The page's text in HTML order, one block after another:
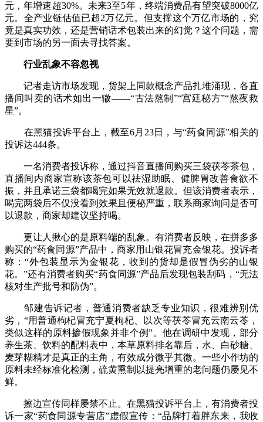
元，年增速超30%。未来3至5年，终端消费品有望突破8000亿
元。全产业链估值已超2万亿元。但支撑这个万亿市场的，究
竟是真实功效，还是营销话术包装出来的幻觉？这个问题，需
要到市场的另一面去寻找答案。
行业乱象不容忽视
记者走访市场发现，货架上同款概念产品扎堆涌现，各直
播间叫卖的话术如出一辙——“古法熬制”“宫廷秘方”“熬夜救
星”。
在黑猫投诉平台上，截至6月23日，与“药食同源”相关的
投诉达444条。
一名消费者投诉称，通过抖音直播间购买三袋茯苓茶包，
直播间内商家宣称该茶包可以祛湿助眠、健脾胃改善食欲不
振，并且承诺三袋都喝完如果无效就退款。但该消费者表示，
喝完两袋后不仅没看到效果且便秘严重，联系商家询问是否可
以退款，商家却建议坚持喝。
更让人揪心的是原料端的乱象。有消费者反映，在拼多多
购买的“药食同源”产品中，商家用山银花冒充金银花。投诉者
称：“外包装显示为金银花，收到的货却是假冒伪劣的山银
花。”还有消费者购买“药食同源”产品后发现包装刮码，“无法
核对生产批号和防伪”。
邹建告诉记者，普通消费者缺乏专业知识，很难辨别优
劣，“用普通枸杞冒充宁夏枸杞、以次等茯苓冒充云南云苓，
类似这样的原料掺假现象并非个例”。他在调研中发现，部分
养生茶、饮料的配料表中，本草原料排名靠后，水、白砂糖、
麦芽糊精才是真正的主角，有效成分微乎其微。一些小作坊的
原料未经标准化检测，硫黄熏制以提亮增重的老问题仍屡见不
鲜。
擦边宣传同样屡禁不止。在黑猫投诉平台上，有消费者投
诉一家“药食同源专营店”虚假宣传：“品牌打着胖东来，我收